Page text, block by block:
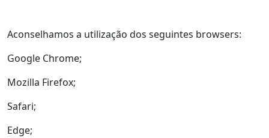
Aconselhamos a utilização dos seguintes browsers:
Google Chrome;
Mozilla Firefox;
Safari;
Edge;